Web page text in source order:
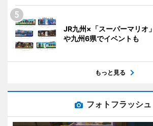
JR九州×「スーパーマリ
や九州6県でイベントも
もっと見る
フォトフラッシュ